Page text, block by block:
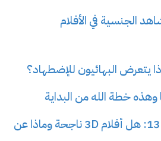
الجنسية في الأفلام
يتعرض البهائيون للإضطهاد؟
خطة الله من البداية
بعد نجاح فيلم يوم 13: هل أفلام 3D ناجحة وماذا عن